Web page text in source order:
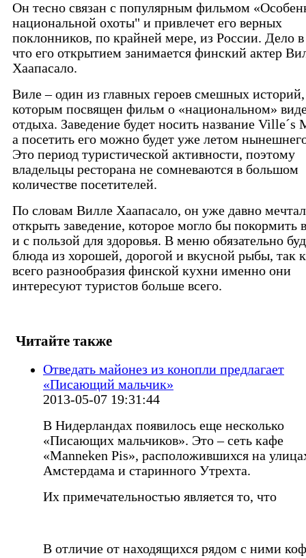
Он тесно связан с популярным фильмом
национальной охоты" и привлечет его верных
поклонников, по крайней мере, из России. Дело
что его открытием занимается финский актер
Хаапасало.
Виле – один из главных героев смешных историй,
которым посвящен фильм о «национальном»
отдыха. Заведение будет носить название Ville´s
а посетить его можно будет уже летом
Это период туристической активности, поэтому
владельцы ресторана не сомневаются в большом
количестве посетителей.
По словам Вилле Хаапасало, он уже давно мечтал
открыть заведение, которое могло бы покормить
и с пользой для здоровья. В меню обязательно
блюда из хорошей, дорогой и вкусной рыбы, так
всего разнообразия финской кухни именно они
интересуют туристов больше всего.
Читайте также
Отведать майонез из конопли предлагает
«Писающий мальчик»
2013-05-07 19:31:44
В Нидерландах появилось еще несколько
«Писающих мальчиков». Это – сеть кафе
«Manneken Pis», расположившихся на
Амстердама и старинного Утрехта.
Их примечательностью является то, что
В отличие от находящихся рядом с ними